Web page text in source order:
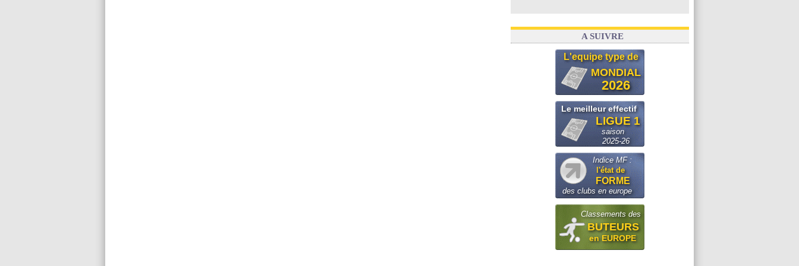
A SUIVRE
L'equipe type de
MONDIAL
2026
Le meilleur effectif
LIGUE 1
saison
2025-26
Indice MF :
l'état de
FORME
des clubs en europe
Classements des
BUTEURS
en EUROPE